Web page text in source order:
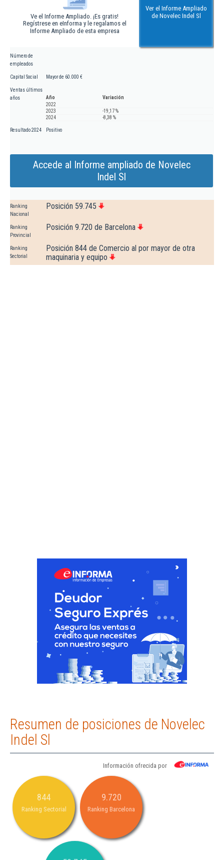
Ve el Informe Ampliado. ¡Es gratis!
Regístrese en eInforma y le regalamos el
Informe Ampliado de esta empresa
Ver el Informe Ampliado
de Novelec Indel Sl
Número de
empleados
Capital Social Mayor de 60.000 €
Ventas últimos
años
Año
Variación
2022
2023
-19,17 %
2024
-8,38 %
Resultado 2024 Positivo
Accede al Informe ampliado de Novelec
Indel Sl
Ranking
Nacional
Posición 59.745
Ranking
Provincial
Posición 9.720 de Barcelona
Ranking
Sectorial
Posición 844 de Comercio al por mayor de otra
maquinaria y equipo
Resumen de posiciones de Novelec
Indel Sl
Información ofrecida por
844
Ranking Sectorial
9.720
Ranking Barcelona